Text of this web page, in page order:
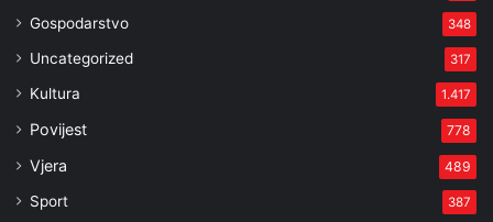
Gospodarstvo 348
Uncategorized 317
Kultura 1.417
Povijest 778
Vjera 489
Sport 387